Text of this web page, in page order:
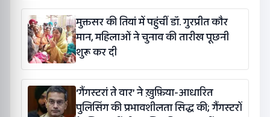
मुक्तसर की तियां में पहुंचीं डॉ. गुरप्रीत कौर
मान, महिलाओं ने चुनाव की तारीख पूछनी
शुरू कर दी
‘गैंगस्टरां ते वार’ ने ख़ुफ़िया-आधारित
पुलिसिंग की प्रभावशीलता सिद्ध की; गैंगस्टरों